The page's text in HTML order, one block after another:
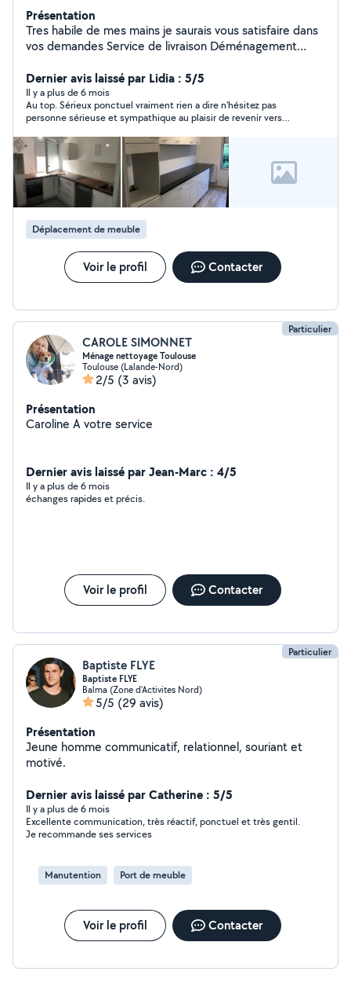
Présentation
Tres habile de mes mains je saurais vous satisfaire dans
vos demandes Service de livraison Déménagement
Dernier avis laissé par Lidia : 5/5
Il y a plus de 6 mois
Au top. Sérieux ponctuel vraiment rien a dire n'hésitez pas
personne sérieuse et sympathique au plaisir de revenir vers
Déplacement de meuble
Voir le profil Contacter
Particulier
CAROLE SIMONNET
Ménage nettoyage Toulouse
Toulouse (Lalande-Nord)
2/5 (3 avis)
Présentation
Caroline A votre service
Dernier avis laissé par Jean-Marc : 4/5
Il y a plus de 6 mois
échanges rapides et précis.
Voir le profil Contacter
Particulier
Baptiste FLYE
Baptiste FLYE
Balma (Zone d'Activites Nord)
5/5 (29 avis)
Présentation
Jeune homme communicatif, relationnel, souriant et
motivé.
Dernier avis laissé par Catherine : 5/5
Il y a plus de 6 mois
Excellente communication, très réactif, ponctuel et très gentil.
Je recommande ses services
Manutention Port de meuble
Voir le profil Contacter